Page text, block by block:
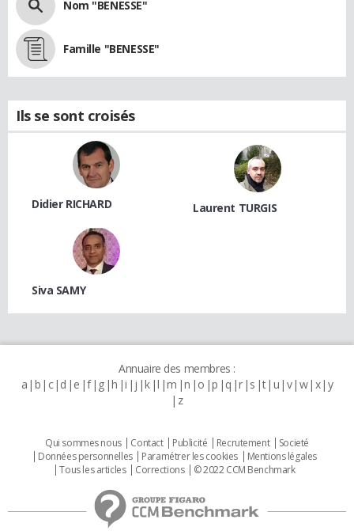
Nom "BENESSE"
Famille "BENESSE"
Ils se sont croisés
Didier RICHARD Laurent TURGIS
Siva SAMY
Annuaire des membres :
a b c d e f g h i j k l m n o p q r s t u v w x y
z
Qui sommes nous Contact Publicité Recrutement
Societé
Données personnelles
Paramétrer les cookies
Mentions légales
Tous les articles
Corrections © 2022 CCM Benchmark